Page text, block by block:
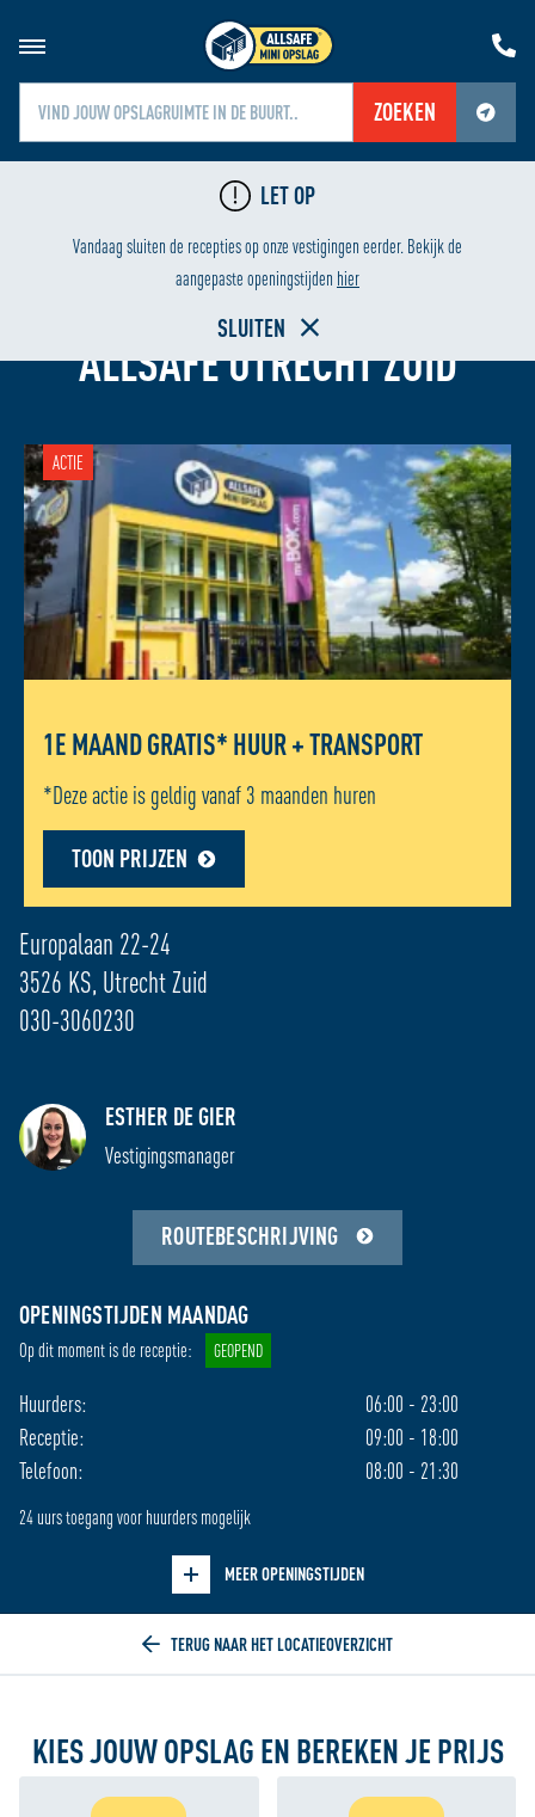
ZOEKEN
Jouw locatiediensten zijn uitgeschakeld.
Schakel jouw locatiediensten in om deze functie te gebruiken.
LET OP
Vandaag sluiten de recepties op onze vestigingen eerder. Bekijk de
aangepaste openingstijden hier
SLUITEN
LAAGSTE PRIJS
OPSLAGRUIMTE HUREN BIJ
ALLSAFE UTRECHT ZUID
ACTIE
1E MAAND GRATIS* HUUR + TRANSPORT
*Deze actie is geldig vanaf 3 maanden huren
TOON PRIJZEN
ADRES LOCATIE - UTRECHT ZUID
Europalaan 22-24
3526 KS, Utrecht Zuid
030-3060230
ESTHER DE GIER
Vestigingsmanager
ROUTEBESCHRIJVING
OPENINGSTIJDEN MAANDAG
Op dit moment is de receptie: GEOPEND
Huurders:
06:00 - 23:00
Receptie:
09:00 - 18:00
Telefoon:
08:00 - 21:30
24 uurs toegang voor huurders mogelijk
MEER OPENINGSTIJDEN
OPENINGSTIJDEN HUURDERS: 06:00 – 23:00 /
24 UURS TOEGANG MOGELIJK
TELEFONIE
Wo
09:00 - 18:00
08:00 - 21:30
Do
09:00 - 18:00
08:00 - 21:30
Vr
Zo
Home
KIES JOUW OPSLAG EN BEREKEN JE PRIJS